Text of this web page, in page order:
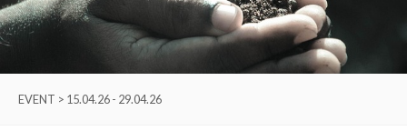
EVENT > 15.04.26 - 29.04.26